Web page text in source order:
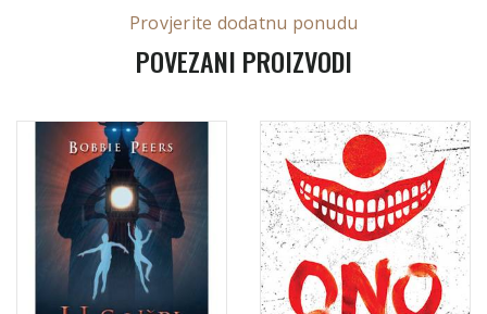
Provjerite dodatnu ponudu
POVEZANI PROIZVODI